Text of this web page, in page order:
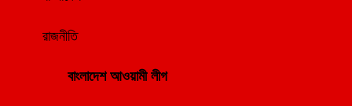
রাজনীতি
বাংলাদেশ আওয়ামী লীগ